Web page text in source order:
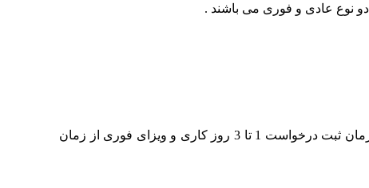
ویزاهای عادی و فوری در نوع ویزا تفاوتی با یکدیگر ندارند و تنها تفاوت آنها در مدت زمان صدور می باشد . به طوری که ویزای عادی از زمان ثبت درخواست 1 تا 3 روز کاری و ویزای فوری از زمان